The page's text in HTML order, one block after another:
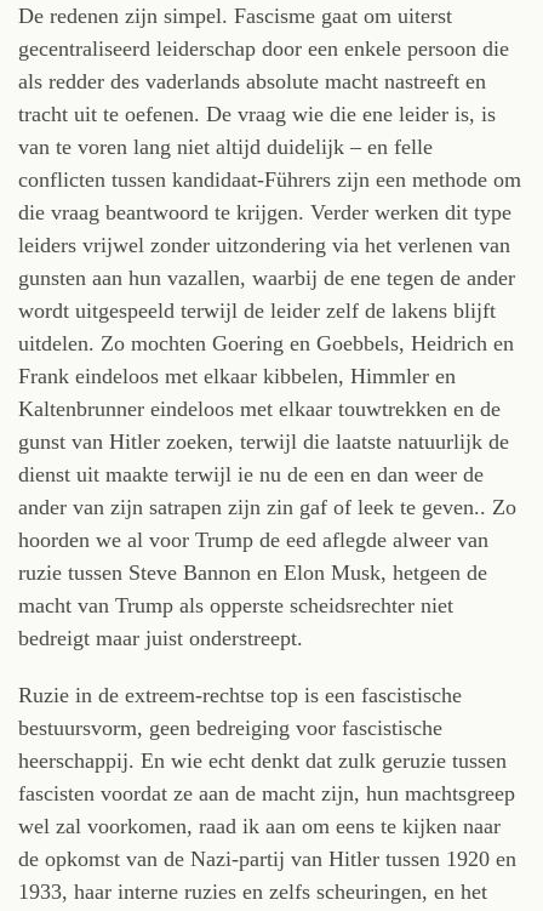
De redenen zijn simpel. Fascisme gaat om uiterst
gecentraliseerd leiderschap door een enkele persoon die
als redder des vaderlands absolute macht nastreeft en
tracht uit te oefenen. De vraag wie die ene leider is, is
van te voren lang niet altijd duidelijk – en felle
conflicten tussen kandidaat-Führers zijn een methode om
die vraag beantwoord te krijgen. Verder werken dit type
leiders vrijwel zonder uitzondering via het verlenen van
gunsten aan hun vazallen, waarbij de ene tegen de ander
wordt uitgespeeld terwijl de leider zelf de lakens blijft
uitdelen. Zo mochten Goering en Goebbels, Heidrich en
Frank eindeloos met elkaar kibbelen, Himmler en
Kaltenbrunner eindeloos met elkaar touwtrekken en de
gunst van Hitler zoeken, terwijl die laatste natuurlijk de
dienst uit maakte terwijl ie nu de een en dan weer de
ander van zijn satrapen zijn zin gaf of leek te geven.. Zo
hoorden we al voor Trump de eed aflegde alweer van
ruzie tussen Steve Bannon en Elon Musk, hetgeen de
macht van Trump als opperste scheidsrechter niet
bedreigt maar juist onderstreept.
Ruzie in de extreem-rechtse top is een fascistische
bestuursvorm, geen bedreiging voor fascistische
heerschappij. En wie echt denkt dat zulk geruzie tussen
fascisten voordat ze aan de macht zijn, hun machtsgreep
wel zal voorkomen, raad ik aan om eens te kijken naar
de opkomst van de Nazi-partij van Hitler tussen 1920 en
1933, haar interne ruzies en zelfs scheuringen, en het